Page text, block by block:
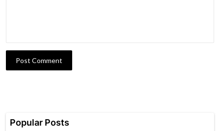
Post Comment
Popular Posts